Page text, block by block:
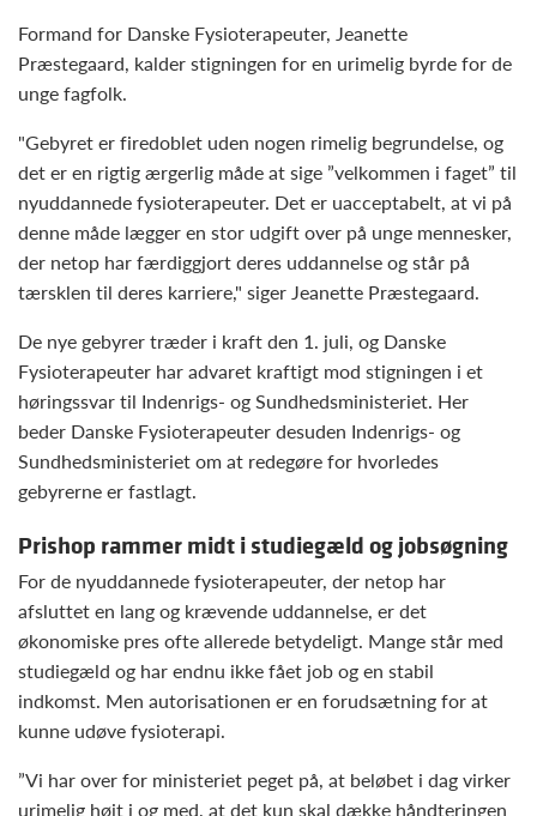
Formand for Danske Fysioterapeuter, Jeanette
Præstegaard, kalder stigningen for en urimelig byrde for de
unge fagfolk.
"Gebyret er firedoblet uden nogen rimelig begrundelse, og
det er en rigtig ærgerlig måde at sige ”velkommen i faget” til
nyuddannede fysioterapeuter. Det er uacceptabelt, at vi på
denne måde lægger en stor udgift over på unge mennesker,
der netop har færdiggjort deres uddannelse og står på
tærsklen til deres karriere," siger Jeanette Præstegaard.
De nye gebyrer træder i kraft den 1. juli, og Danske
Fysioterapeuter har advaret kraftigt mod stigningen i et
høringssvar til Indenrigs- og Sundhedsministeriet. Her
beder Danske Fysioterapeuter desuden Indenrigs- og
Sundhedsministeriet om at redegøre for hvorledes
gebyrerne er fastlagt.
Prishop rammer midt i studiegæld og jobsøgning
For de nyuddannede fysioterapeuter, der netop har
afsluttet en lang og krævende uddannelse, er det
økonomiske pres ofte allerede betydeligt. Mange står med
studiegæld og har endnu ikke fået job og en stabil
indkomst. Men autorisationen er en forudsætning for at
kunne udøve fysioterapi.
”Vi har over for ministeriet peget på, at beløbet i dag virker
urimelig højt i og med, at det kun skal dække håndteringen